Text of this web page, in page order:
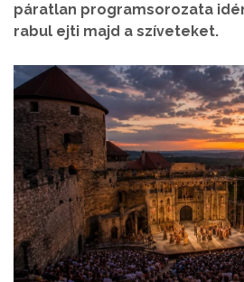
páratlan programsorozata
rabul ejti majd a szíveteket.